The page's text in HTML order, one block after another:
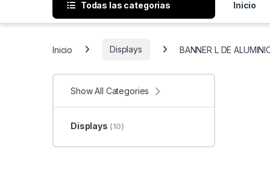
Todas las categorias Inicio
Inicio Displays BANNER L DE
Show All Categories
Displays (10)